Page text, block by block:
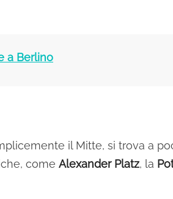
a Berlino
il Mitte, si trova a
come Alexander Platz, la